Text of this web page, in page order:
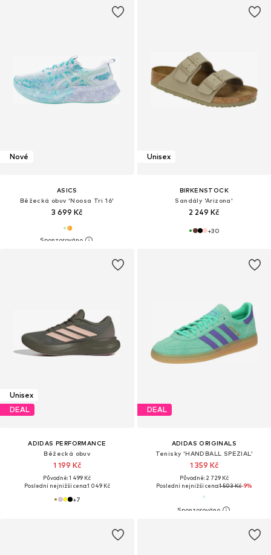
Nové
ASICS
Běžecká obuv 'Noosa Tri 16'
3 699 Kč
Unisex
BIRKENSTOCK
Sandály 'Arizona'
2 249 Kč
+30
Unisex
DEAL
ADIDAS PERFORMANCE
Běžecká obuv
1 199 Kč
Původně: 1 499 Kč
Poslední nejnižší cena:1 049 Kč
+7
DEAL
ADIDAS ORIGINALS
Tenisky 'HANDBALL SPEZIAL'
1 359 Kč
Původně: 2 729 Kč
Poslední nejnižší cena:1 503 Kč-9%